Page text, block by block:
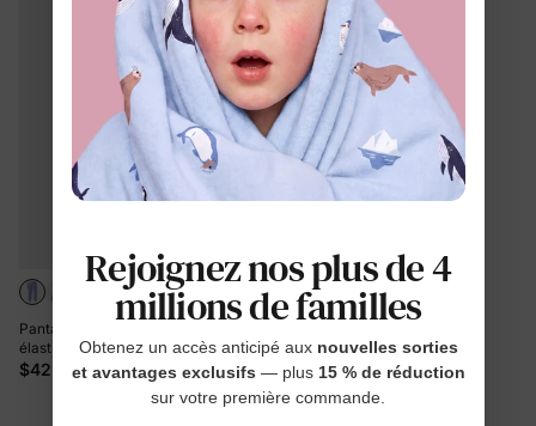
Pantalon en jean pour enfant, taille
élastique, doux, extensible,
confortable, avec poches, bleu clair
$42.99
Rejoignez nos plus de 4
millions de familles
Obtenez un accès anticipé aux nouvelles sorties
et avantages exclusifs — plus 15 % de réduction
sur votre première commande.